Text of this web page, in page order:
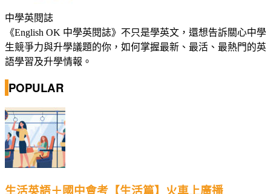
中學英閱誌
《English OK 中學英閱誌》不只是學英文，還想告訴關心中學
生競爭力與升學議題的你，如何掌握最新、最活、最熱門的英
語學習及升學情報。
POPULAR
生活英語＋國中會考【生活篇】火車上廣播